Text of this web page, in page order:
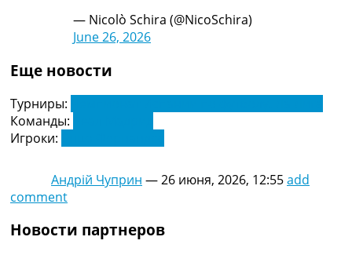
— Nicolò Schira (@NicoSchira)
June 26, 2026
Еще новости
Турниры:
Команды:
Игроки:
Андрій Чуприн —26 июня, 2026, 12:55add
comment
Новости партнеров